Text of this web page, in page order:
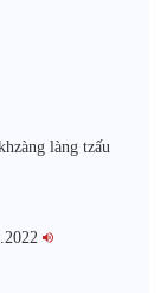
làng tzấu